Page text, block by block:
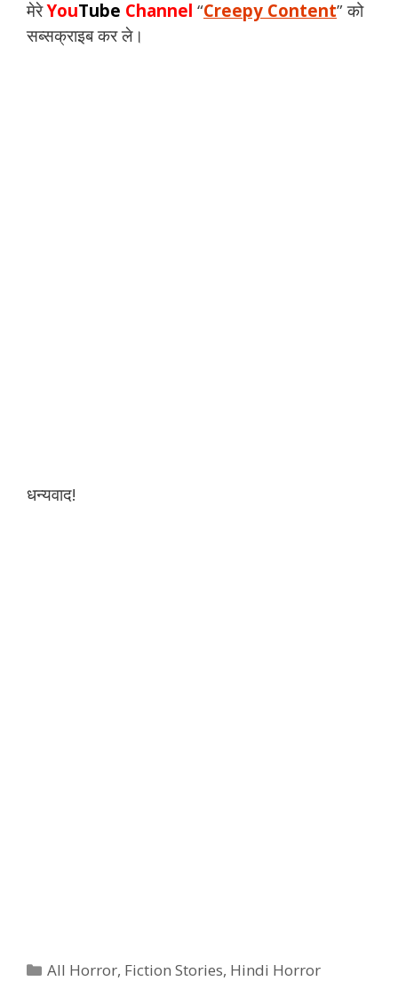
मेरेYouTube Channel “Creepy Content” को
सब्सक्राइब कर ले।
धन्यवाद!
Categories
All Horror, Fiction Stories, Hindi Horror